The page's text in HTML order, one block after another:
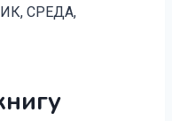
СРЕДА,